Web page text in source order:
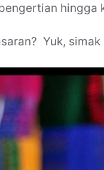
hingga
Yuk, simak